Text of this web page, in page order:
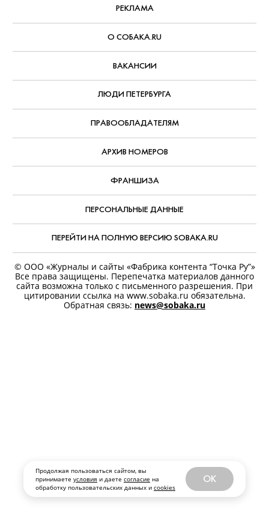
Продолжая пользоваться сайтом, вы
принимаете условия и даете согласие на
обработку пользовательских данных и cookies
OK
Документальный фильм о концертном
туре популярной певицы, за который
взялся легендарный Джеймс Кэмерон
— записи выступлений в нем
сменяются очень личными интервью
самой Билли и ее брата, музыканта
Финнеаса О’Коннелла.
С 9 августа, Paramount+
Александр Павлов, 7 августа, 2026
Что смотреть дома
КОММЕНТАРИИ
ЛЮДИ ПЕТЕРБУРГА